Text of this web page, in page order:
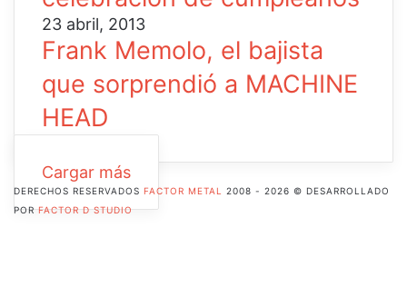
23 abril, 2013
Frank Memolo, el bajista
que sorprendió a MACHINE
HEAD
Cargar más
DERECHOS RESERVADOS FACTOR METAL
2008 - 2026 © DESARROLLADO
PORFACTOR D STUDIO